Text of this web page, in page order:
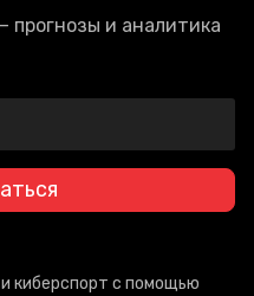
прогнозы и аналитика
киберспорт с помощью